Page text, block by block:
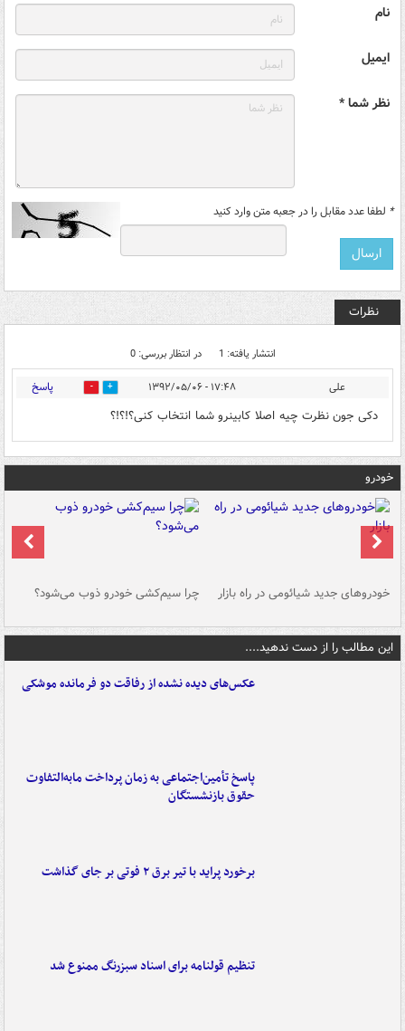
نام
ایمیل
نظر شما *
* لطفا عدد مقابل را در جعبه متن وارد کنید
نظرات
انتشار یافته: 1 در انتظار بررسی: 0
علی ۱۷:۴۸ - ۱۳۹۲/۰۵/۰۶ 0 پاسخ
دکی جون نظرت چیه اصلا کابینرو شما انتخاب کنی؟!؟!؟
خودرو
خودروهای جدید شیائومی در راه بازار چرا سیم‌کشی خودرو ذوب می‌شود؟
این مطالب را از دست ندهید....
عکس‌های دیده نشده از رفاقت دو فرمانده‌ موشکی
پاسخ تأمین‌اجتماعی به زمان پرداخت مابه‌التفاوت
حقوق بازنشستگان
برخورد پراید با تیر برق ۲ فوتی بر جای گذاشت
تنظیم قولنامه برای اسناد سبزرنگ ممنوع شد